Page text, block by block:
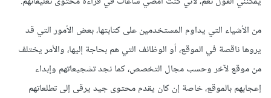
من الأشياء التي يداوم المستخدمين على كتابتها، بعض الأمور التي قد
يروها ناقصة في الموقع، أو الوظائف التي هم بحاجة إليها، والأمر يختلف
من موقع لآخر وحسب مجال التخصص، كما نجد تشجيعاتهم وإبداء
إعجابهم بالموقع، خاصة إن كان يقدم محتوى جيد يرقى إلى تطلعاتهم